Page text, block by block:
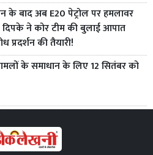
के बाद अब E20 पेट्रोल पर हमलावर
दिपके ने कोर टीम की बुलाई आपात
प्रदर्शन की तैयारी!
के समाधान के लिए 12 सितंबर को